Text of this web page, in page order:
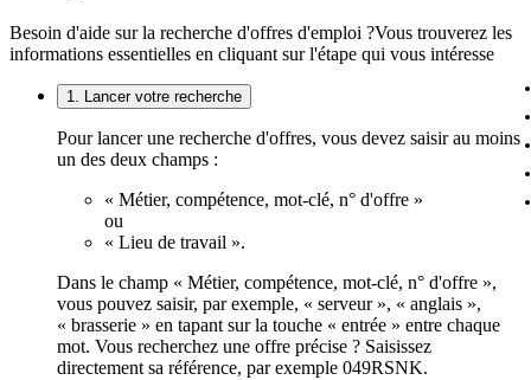
Besoin d'aide sur la recherche d'offres d'emploi ?Vous trouverez les
informations essentielles en cliquant sur l'étape qui vous intéresse
1. Lancer votre recherche
Pour lancer une recherche d'offres, vous devez saisir au moins
un des deux champs :
« Métier, compétence, mot-clé, n° d'offre »
ou
« Lieu de travail ».
Dans le champ « Métier, compétence, mot-clé, n° d'offre »,
vous pouvez saisir, par exemple, « serveur », « anglais »,
« brasserie » en tapant sur la touche « entrée » entre chaque
mot. Vous recherchez une offre précise ? Saisissez
directement sa référence, par exemple 049RSNK.